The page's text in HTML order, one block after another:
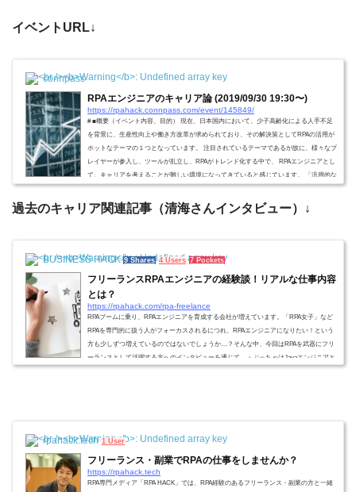
イベントURL↓
connpass
RPAエンジニアのキャリア論 (2019/09/30 19:30〜)
https://rpahack.connpass.com/event/145849/
# ■概要（イベント内容、目的） 現在、日本国内において、少子高齢化による人手不足
を背景に、生産性向上や働き方改革が求められており、その解決策としてRPAの活用が
ホットなテーマの１つとなっています。 注目されているテーマであるが故に、様々なプ
レイヤーが参入し、ツールが乱立し、RPAがトレンド化する中で、 RPAエンジニアとし
て、キャリアを考えることが難しい環境になってきていると感じています。 「汎用的な
ノウハウとは」、「ツールの高度化・低難易度化によるスキルのコモディティ化」、
「働き方の多様化」、 「提供で...
過去のキャリア関連記事（清海さんインタビュー）↓
BUSINESS HACK 9 Shares 4 Users 7 Pockets
フリーランスRPAエンジニアの経験談！リアルな仕事内容
とは？
https://rpahack.com/rpa-freelance
RPAブームに乗り、RPAエンジニアを育成する会社が増えています。「RPA女子」など
RPAを専門的に扱う人がフォーカスされるにつれ、RPAエンジニアになりたい！という
方も少しずつ増えているのではないでしょうか…？そんな中、今回はRPAを武器にフリ
ーランスとして活躍する方へのインタビューを通じて、・ぶっちゃけJavaエンジニアと
rpahack.tech 1 User
フリーランス・副業でRPAの仕事をしませんか？
https://rpahack.tech
RPA専門メディア「RPA HACK」では、RPA経験のあるフリーランス・副業の方と一緒